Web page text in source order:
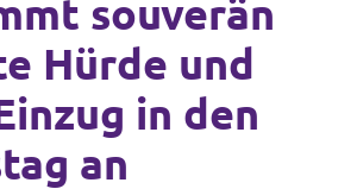
Holstein Startseite
souverän
Hürde und
in den
an